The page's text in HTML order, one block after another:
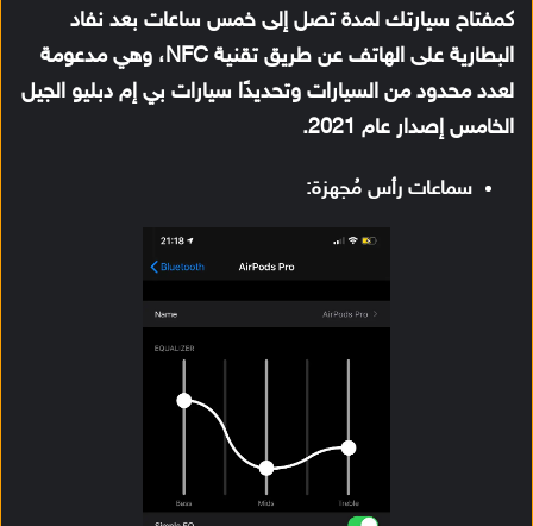
كمفتاح سيارتك لمدة تصل إلى خمس ساعات بعد نفاد
البطارية على الهاتف عن طريق تقنية NFC، وهي مدعومة
لعدد محدود من السيارات وتحديدًا سيارات بي إم دبليو الجيل
الخامس إصدار عام 2021.
سماعات رأس مُجهزة: